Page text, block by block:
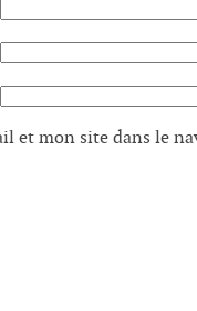
et mon site dans le